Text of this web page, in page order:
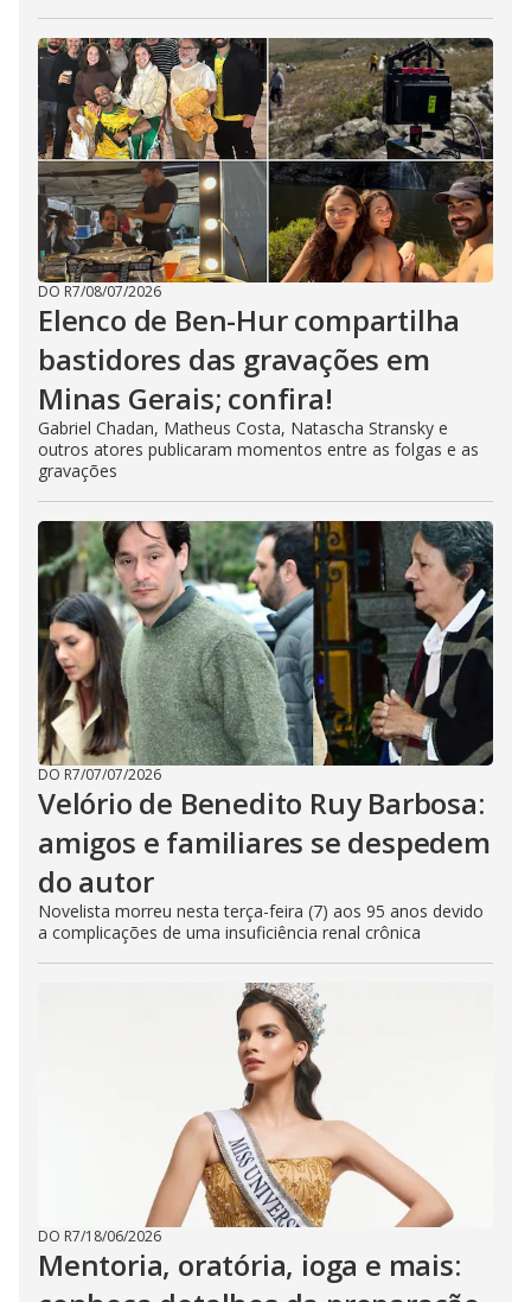
DO R7/08/07/2026
Elenco de Ben-Hur compartilha
bastidores das gravações em
Minas Gerais; confira!
Gabriel Chadan, Matheus Costa, Natascha Stransky e
outros atores publicaram momentos entre as folgas e as
gravações
DO R7/07/07/2026
Velório de Benedito Ruy Barbosa:
amigos e familiares se despedem
do autor
Novelista morreu nesta terça-feira (7) aos 95 anos devido
a complicações de uma insuficiência renal crônica
DO R7/18/06/2026
Mentoria, oratória, ioga e mais: